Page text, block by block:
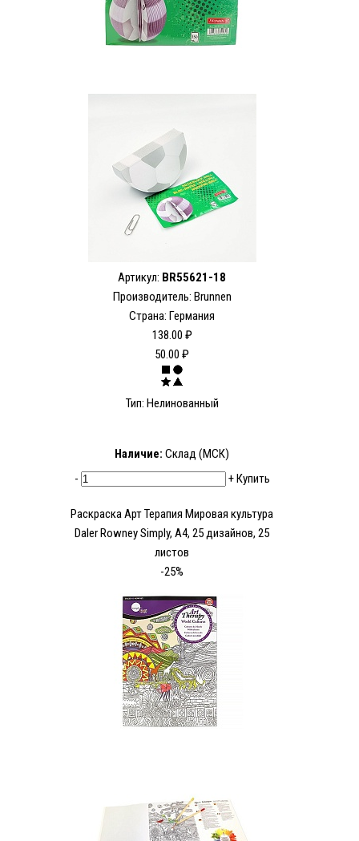
Артикул: BR55621-18
Производитель: Brunnen
Страна: Германия
138.00 ₽
50.00 ₽
Тип: Нелинованный
Наличие: Склад (МСК)
-
+Купить
Раскраска Арт Терапия Мировая культура
Daler Rowney Simply, А4, 25 дизайнов, 25
листов
-25%